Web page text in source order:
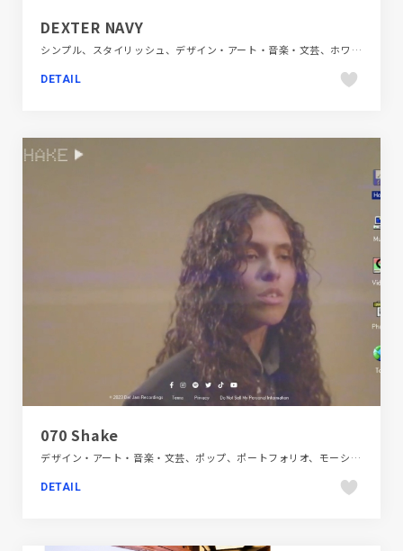
DEXTER NAVY
シンプル、スタイリッシュ、デザイン・アート・音楽・文芸、ホワイト系、ポートフォリオ、動画が流れる、大きめ写真、海外サイト
DETAIL
070 Shake
デザイン・アート・音楽・文芸、ポップ、ポートフォリオ、モーション多め、動画が流れる、海外サイト
DETAIL